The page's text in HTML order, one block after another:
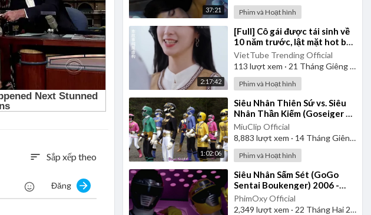
37:21 Phim và Hoạt hình
2:17:42
⁣[Full] Cô gái được tái sinh về
10 năm trước, lật mặt hot boy
của trường là kẻ mưu mô độc
ác
VietTube Trending Official
113 lượt xem · 21 Tháng Giêng 2025
Phim và Hoạt hình
1:02:06
⁣Siêu Nhân Thiên Sứ vs. Siêu
Nhân Thần Kiếm (Goseiger vs.
Shinkenger) | Vietsub
MiuClip Official
8,883 lượt xem · 14 Tháng Giêng 2025
Phim và Hoạt hình
⁣Siêu Nhân Sấm Sét (GoGo
Sentai Boukenger) 2006 -
Tập 1 | Thuyết Minh
PhimOxy Official
2,349 lượt xem · 22 Tháng Hai 2025
sort Sắp xếp theo
Đăng